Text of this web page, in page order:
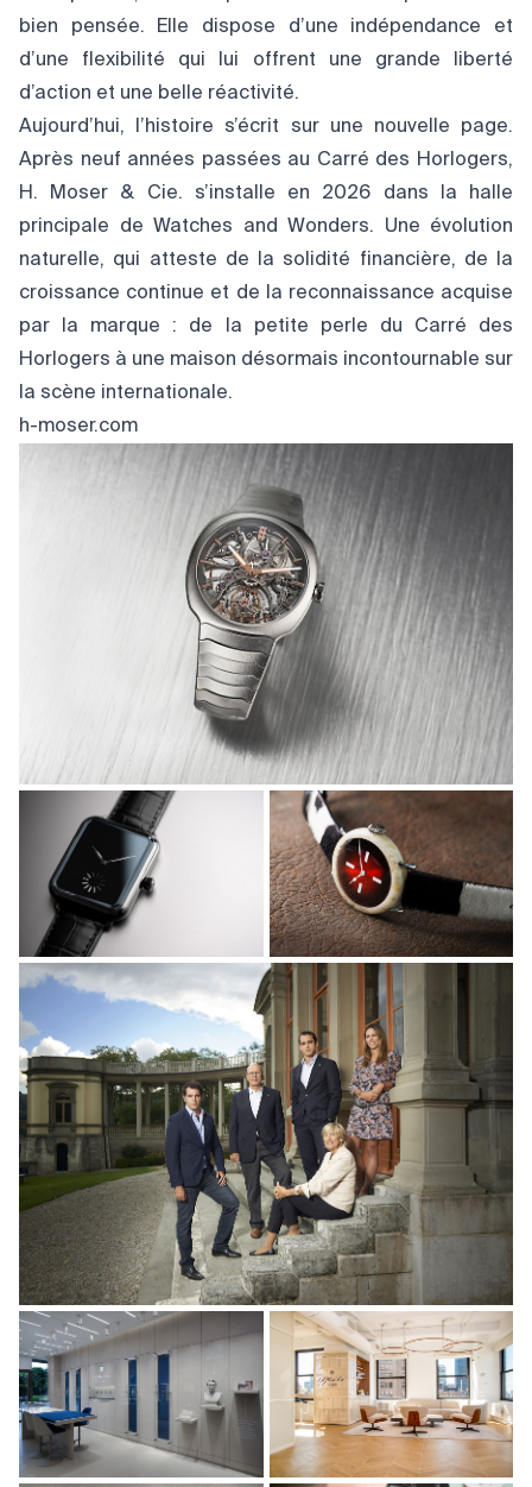
bien pensée. Elle dispose d’une indépendance et
d’une flexibilité qui lui offrent une grande liberté
d’action et une belle réactivité.
Aujourd’hui, l’histoire s’écrit sur une nouvelle page.
Après neuf années passées au Carré des Horlogers,
H. Moser & Cie. s’installe en 2026 dans la halle
principale de Watches and Wonders. Une évolution
naturelle, qui atteste de la solidité financière, de la
croissance continue et de la reconnaissance acquise
par la marque : de la petite perle du Carré des
Horlogers à une maison désormais incontournable sur
la scène internationale.
h-moser.com